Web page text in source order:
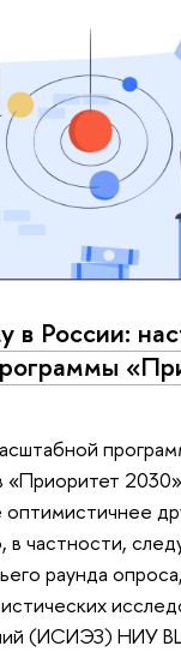
в России:
«Приоритет
оптимистичнее
в частности,
раунда
(ИСИЭЗ) НИУ